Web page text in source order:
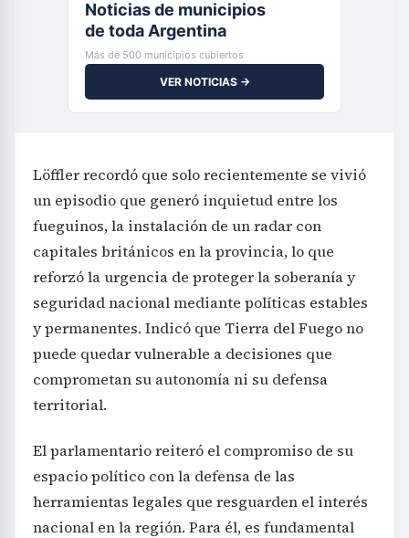
Noticias de municipios
de toda Argentina
Más de 500 municipios cubiertos
VER NOTICIAS →
Löffler recordó que solo recientemente se vivió
un episodio que generó inquietud entre los
fueguinos, la instalación de un radar con
capitales británicos en la provincia, lo que
reforzó la urgencia de proteger la soberanía y
seguridad nacional mediante políticas estables
y permanentes. Indicó que Tierra del Fuego no
puede quedar vulnerable a decisiones que
comprometan su autonomía ni su defensa
territorial.
El parlamentario reiteró el compromiso de su
espacio político con la defensa de las
herramientas legales que resguarden el interés
nacional en la región. Para él, es fundamental